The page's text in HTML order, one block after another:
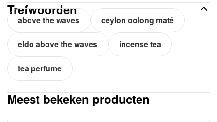
Trefwoorden
above the waves ceylon oolong maté
eldo above the waves incense tea
tea perfume
Meest bekeken producten